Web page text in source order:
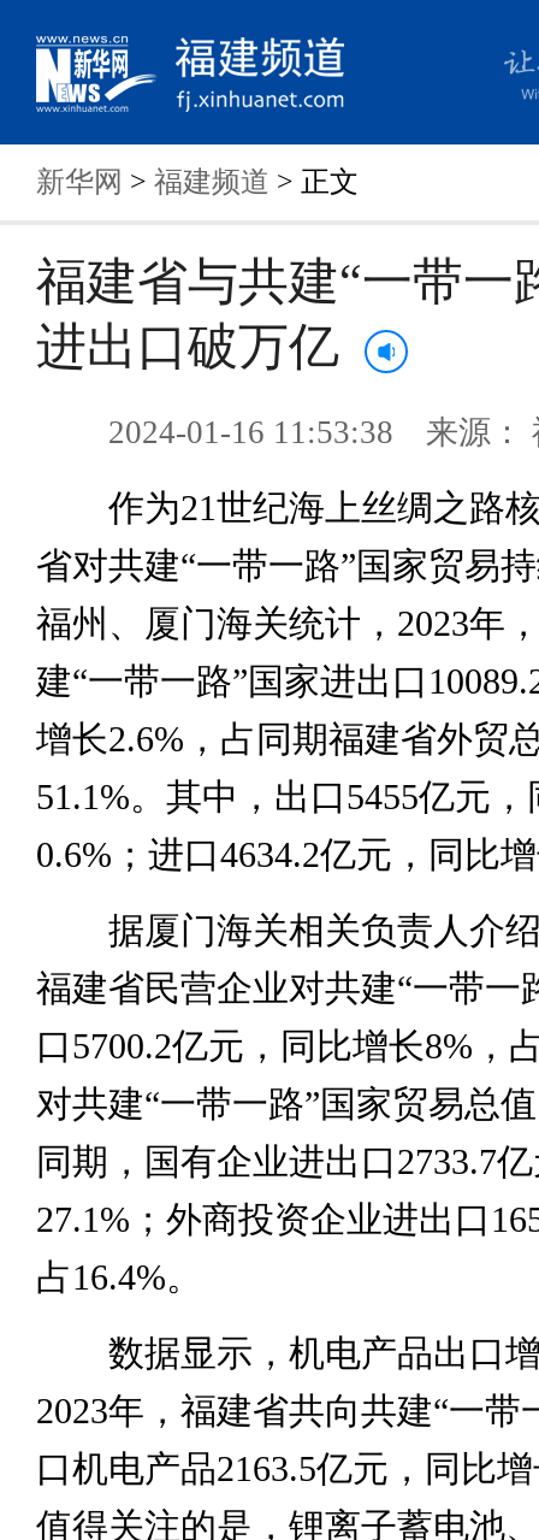
新华网 > 福建频道 > 正文
福建省与共建“一带一
进出口破万亿
2024-01-16 11:53:38 来源：
作为21世纪海上丝绸之路核
省对共建“一带一路”国家贸易
福州、厦门海关统计，2023年
建“一带一路”国家进出口
增长2.6%，占同期福建省外贸
51.1%。其中，出口5455亿元
0.6%；进口4634.2亿元，同比
据厦门海关相关负责人介绍
福建省民营企业对共建“一带一
口5700.2亿元，同比增长8%，
对共建“一带一路”国家贸易总
同期，国有企业进出口2733.7
27.1%；外商投资企业进出口
占16.4%。
数据显示，机电产品出口增
2023年，福建省共向共建“一带
口机电产品2163.5亿元，同比
值得关注的是，锂离子蓄电池